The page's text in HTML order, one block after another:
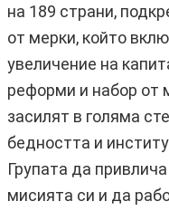
на 189 страни,
от мерки, който
увеличение на
реформи и набор от
засилят в голяма
бедността и
Групата да
мисията си и да